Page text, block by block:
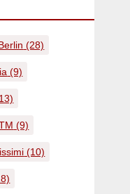
(28)
(9)
(9)
(10)